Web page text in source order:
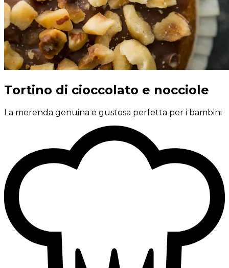
Tortino di cioccolato e nocciole
La merenda genuina e gustosa perfetta per i bambini